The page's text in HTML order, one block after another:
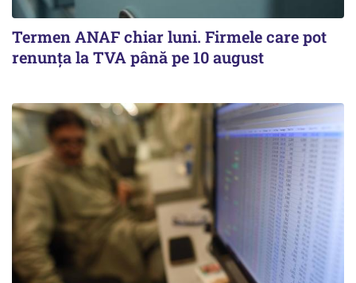
Termen ANAF chiar luni. Firmele care pot
renunța la TVA până pe 10 august